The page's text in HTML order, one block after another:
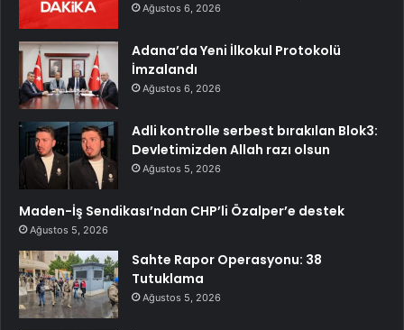
Ağustos 6, 2026
Adana’da Yeni İlkokul Protokolü
İmzalandı
Ağustos 6, 2026
Adli kontrolle serbest bırakılan Blok3:
Devletimizden Allah razı olsun
Ağustos 5, 2026
Maden-İş Sendikası’ndan CHP’li Özalper’e destek
Ağustos 5, 2026
Sahte Rapor Operasyonu: 38
Tutuklama
Ağustos 5, 2026